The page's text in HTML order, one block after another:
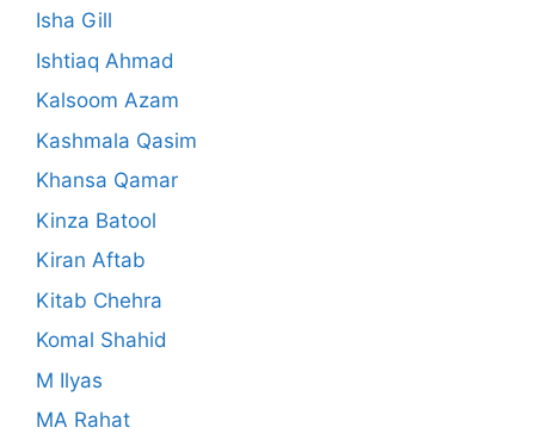
Isha Gill
Ishtiaq Ahmad
Kalsoom Azam
Kashmala Qasim
Khansa Qamar
Kinza Batool
Kiran Aftab
Kitab Chehra
Komal Shahid
M Ilyas
MA Rahat